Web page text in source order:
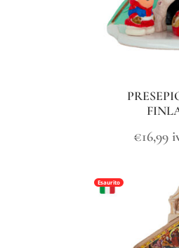
€16,99
Esaurito